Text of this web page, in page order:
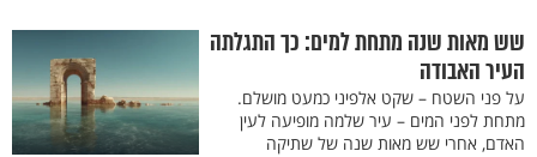
שש מאות שנה מתחת למים: כך התגלתה
העיר האבודה
על פני השטח – שקט אלפיני כמעט מושלם.
מתחת לפני המים – עיר שלמה מופיעה לעין
האדם, אחרי שש מאות שנה של שתיקה